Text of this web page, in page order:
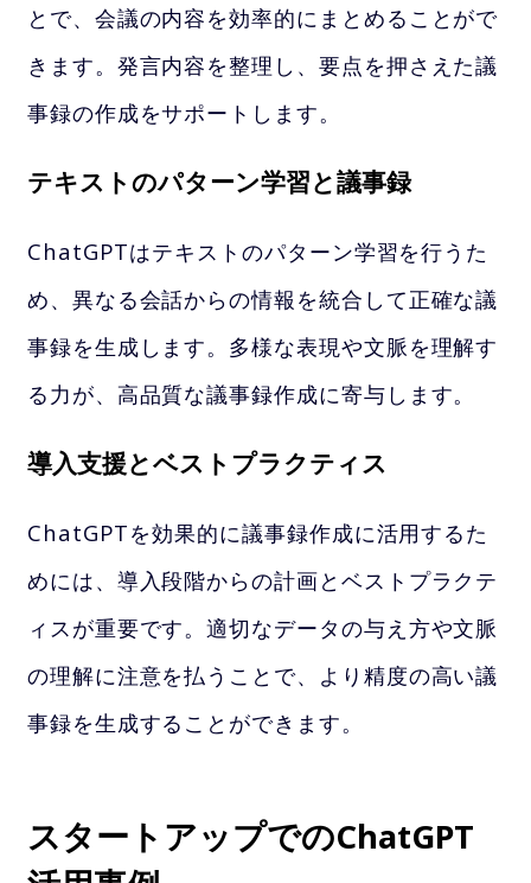
とで、会議の内容を効率的にまとめることがで
きます。発言内容を整理し、要点を押さえた議
事録の作成をサポートします。
テキストのパターン学習と議事録
ChatGPTはテキストのパターン学習を行うた
め、異なる会話からの情報を統合して正確な議
事録を生成します。多様な表現や文脈を理解す
る力が、高品質な議事録作成に寄与します。
導入支援とベストプラクティス
ChatGPTを効果的に議事録作成に活用するた
めには、導入段階からの計画とベストプラクテ
ィスが重要です。適切なデータの与え方や文脈
の理解に注意を払うことで、より精度の高い議
事録を生成することができます。
スタートアップでのChatGPT